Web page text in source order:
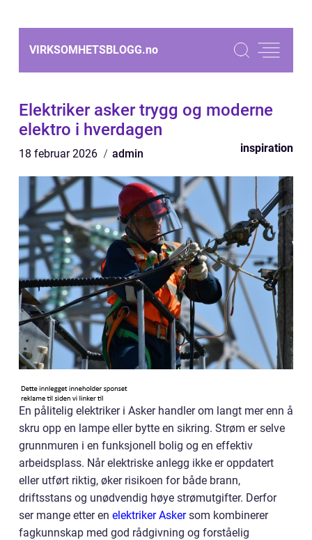
VIRKSOMHETSBLOGG.no
Elektriker asker trygg og moderne
elektro i hverdagen
18 februar 2026 admin inspiration
En pålitelig elektriker i Asker handler om langt mer enn å
skru opp en lampe eller bytte en sikring. Strøm er selve
grunnmuren i en funksjonell bolig og en effektiv
arbeidsplass. Når elektriske anlegg ikke er oppdatert
eller utført riktig, øker risikoen for både brann,
driftsstans og unødvendig høye strømutgifter. Derfor
ser mange etter en elektriker Askersom kombinerer
fagkunnskap med god rådgivning og forståelig